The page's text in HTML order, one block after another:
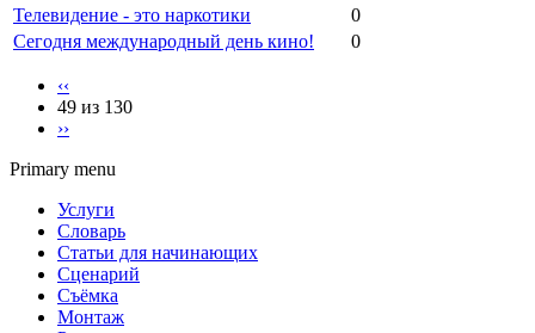
Телевидение - это наркотики
0
Сегодня международный день кино!
0
‹‹
49 из 130
››
Primary menu
Услуги
Словарь
Статьи для начинающих
Сценарий
Съёмка
Монтаж